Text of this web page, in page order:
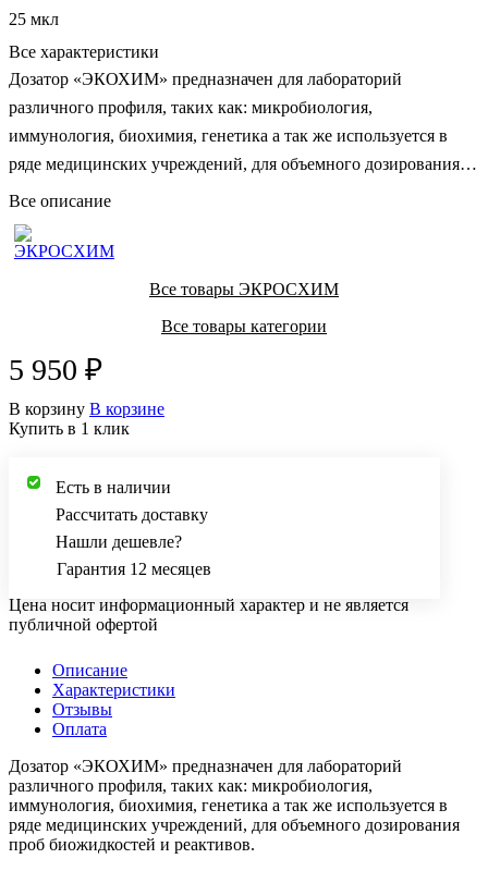
25 мкл
Все характеристики
Дозатор «ЭКОХИМ» предназначен для лабораторий
различного профиля, таких как: микробиология,
иммунология, биохимия, генетика а так же используется в
ряде медицинских учреждений, для объемного дозирования
проб биожидкостей и реактивов.
Все описание
Все товары ЭКРОСХИМ
Все товары категории
5 950 ₽
В корзину В корзине
Купить в 1 клик
Есть в наличии
Рассчитать доставку
Нашли дешевле?
Гарантия 12 месяцев
Цена носит информационный характер и не является
публичной офертой
Описание
Характеристики
Отзывы
Оплата
Дозатор «ЭКОХИМ» предназначен для лабораторий
различного профиля, таких как: микробиология,
иммунология, биохимия, генетика а так же используется в
ряде медицинских учреждений, для объемного дозирования
проб биожидкостей и реактивов.